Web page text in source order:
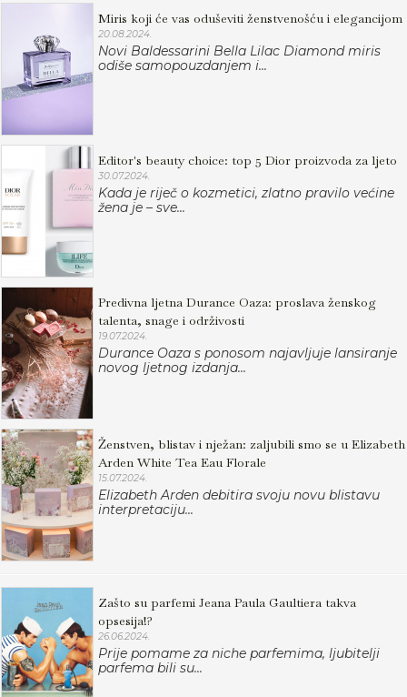
Miris koji će vas oduševiti ženstvenošću i elegancijom
20.08.2024.
Novi Baldessarini Bella Lilac Diamond miris
odiše samopouzdanjem i...
Editor's beauty choice: top 5 Dior proizvoda za ljeto
30.07.2024.
Kada je riječ o kozmetici, zlatno pravilo većine
žena je – sve...
Predivna ljetna Durance Oaza: proslava ženskog
talenta, snage i održivosti
19.07.2024.
Durance Oaza s ponosom najavljuje lansiranje
novog ljetnog izdanja...
Ženstven, blistav i nježan: zaljubili smo se u Elizabeth
Arden White Tea Eau Florale
15.07.2024.
Elizabeth Arden debitira svoju novu blistavu
interpretaciju...
Zašto su parfemi Jeana Paula Gaultiera takva
opsesija!?
26.06.2024.
Prije pomame za niche parfemima, ljubitelji
parfema bili su...